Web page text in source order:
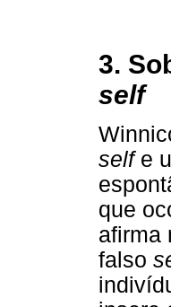
3.
self
selfe
que
afirma
falso